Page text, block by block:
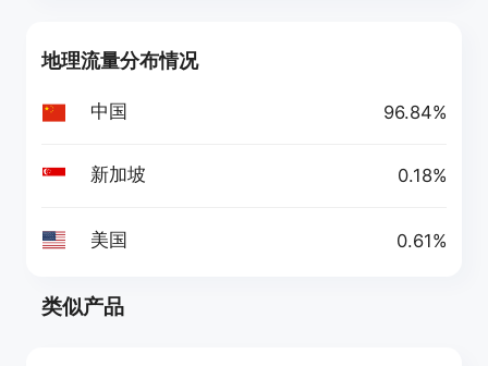
地理流量分布情况
中国 96.84%
新加坡 0.18%
美国 0.61%
类似产品